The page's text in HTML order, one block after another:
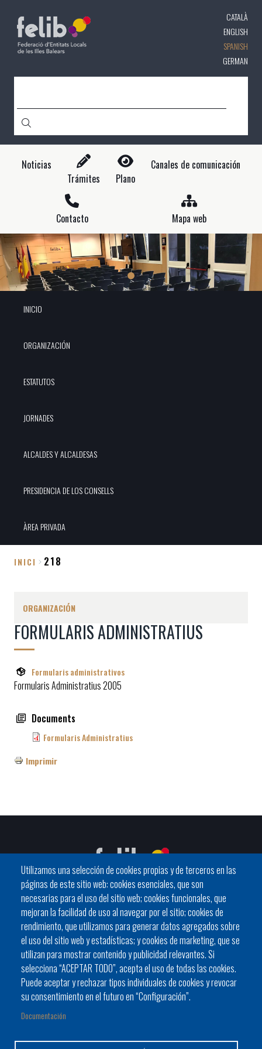
contenido
principal
CATALÀ
ENGLISH
SPANISH
GERMAN
Noticias
Trámites
Plano
Canales de comunicación
Contacto Mapa web
INICIO
ORGANIZACIÓN
ESTATUTOS
JORNADES
ALCALDES Y ALCALDESAS
PRESIDENCIA DE LOS CONSELLS
ÀREA PRIVADA
de
ayuda
a
la
navegación
INICI 218
ORGANIZACIÓN
FORMULARIS ADMINISTRATIUS
Formularis administrativos
Formularis Administratius 2005
Documents
Formularis Administratius
Imprimir
Utilizamos una selección de cookies propias y de terceros en las
páginas de este sitio web: cookies esenciales, que son
necesarias para el uso del sitio web; cookies funcionales, que
mejoran la facilidad de uso al navegar por el sitio; cookies de
rendimiento, que utilizamos para generar datos agregados sobre
el uso del sitio web y estadísticas; y cookies de marketing, que se
utilizan para mostrar contenido y publicidad relevantes. Si
selecciona “ACEPTAR TODO”, acepta el uso de todas las cookies.
Puede aceptar y rechazar tipos individuales de cookies y revocar
su consentimiento en el futuro en “Configuración”.
Documentación
Footer
Alcaldes y alcaldesas
JORNADES Presidencia del Consell
C / General Riera, 111 07010 Palma
Phone 971 760911 - Fax 971 763102